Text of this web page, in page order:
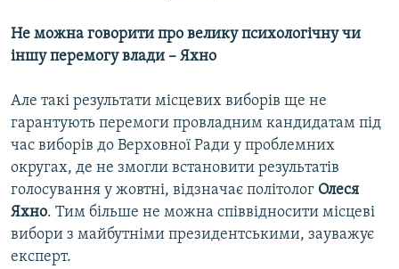
Не можна говорити про велику психологічну чи
іншу перемогу влади – Яхно
Але такі результати місцевих виборів ще не
гарантують перемоги провладним кандидатам під
час виборів до Верховної Ради у проблемних
округах, де не змогли встановити результатів
голосування у жовтні, відзначає політолог Олеся
Яхно. Тим більше не можна співвідносити місцеві
вибори з майбутніми президентськими, зауважує
експерт.